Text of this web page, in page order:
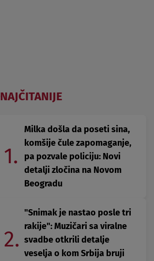
NAJČITANIJE
1.
Milka došla da poseti sina,
komšije čule zapomaganje,
pa pozvale policiju: Novi
detalji zločina na Novom
Beogradu
2.
"Snimak je nastao posle tri
rakije": Muzičari sa viralne
svadbe otkrili detalje
veselja o kom Srbija bruji